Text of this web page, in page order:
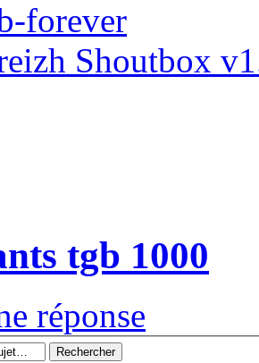
forever
Shoutbox
tgb 1000
réponse